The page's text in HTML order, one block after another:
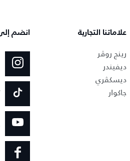
علاماتنا التجارية
رينج روڤر
ديفيندر
ديسكڤري
جاكوار
انضم